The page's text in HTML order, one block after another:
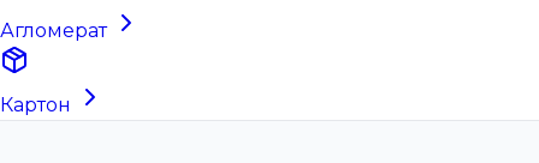
Агломерат
Картон